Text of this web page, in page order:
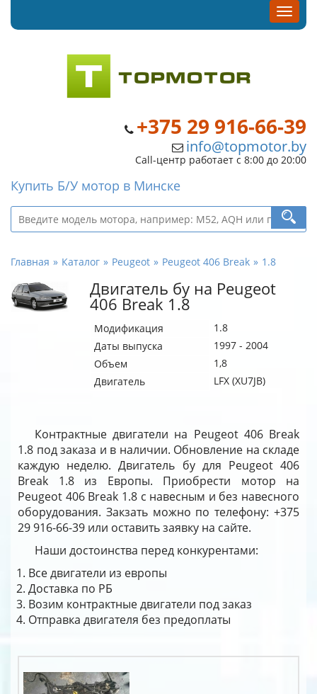
+375 29 916-66-39
info@topmotor.by
Call-центр работает с 8:00 до 20:00
Купить Б/У мотор в Минске
Главная Каталог Peugeot Peugeot 406 Break 1.8
Двигатель бу на Peugeot
406 Break 1.8
Модификация
1.8
Даты выпуска
1997 - 2004
Объем
1,8
Двигатель
LFX (XU7JB)
Контрактные двигатели на Peugeot 406 Break
1.8 под заказа и в наличии. Обновление на складе
каждую неделю. Двигатель бу для Peugeot 406
Break 1.8 из Европы. Приобрести мотор на
Peugeot 406 Break 1.8 с навесным и без навесного
оборудования. Закзать можно по телефону: +375
29 916-66-39 или оставить заявку на сайте.
Наши достоинства перед конкурентами:
Все двигатели из европы
Доставка по РБ
Возим контрактные двигатели под заказ
Отправка двигателя без предоплаты